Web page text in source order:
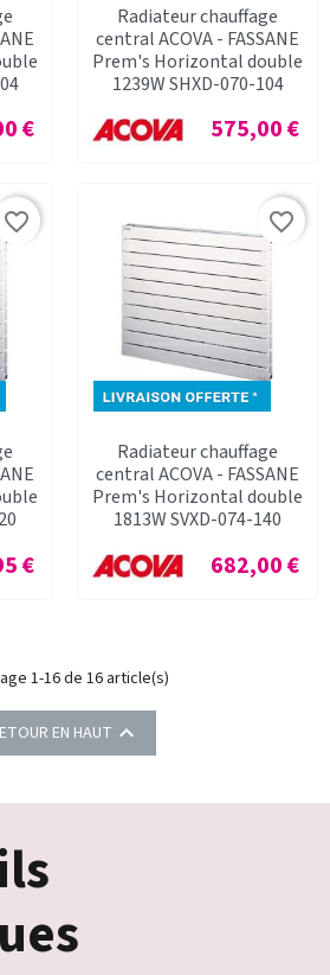
€
Radiateur chauffage
central ACOVA - FASSANE
Prem's Horizontal double
1239W SHXD-070-104
Prix
575,00 €
€
favorite_border
Radiateur chauffage
central ACOVA - FASSANE
Prem's Horizontal double
1813W SVXD-074-140
Prix
682,00 €
favorite_border
1-16 de 16 article(s)
EN HAUT 